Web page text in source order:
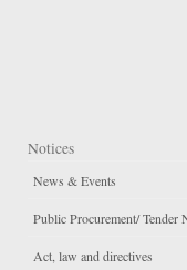
Notices
News & Events
Public Procurement/ Tender
Act, law and directives